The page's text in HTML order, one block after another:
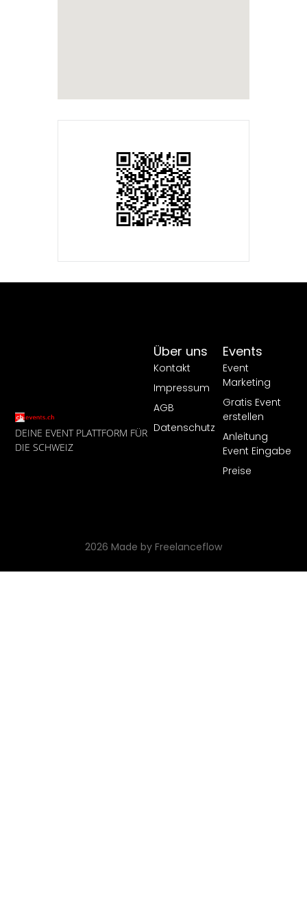
DEINE EVENT PLATTFORM FÜR
DIE SCHWEIZ
Events
Event
Marketing
Gratis Event
erstellen
Anleitung
Event Eingabe
Preise
Über uns
Kontakt
Impressum
AGB
Datenschutz
2026 Made by Freelanceflow